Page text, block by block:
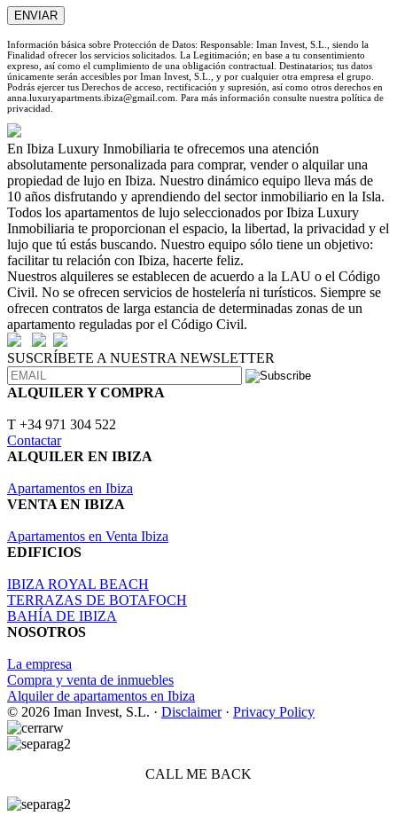
Información básica sobre Protección de Datos: Responsable: Iman Invest, S.L., siendo la
Finalidad ofrecer los servicios solicitados. La Legitimación; en base a tu consentimiento
expreso, así como el cumplimiento de una obligación contractual. Destinatarios; tus datos
únicamente serán accesibles por Iman Invest, S.L., y por cualquier otra empresa el grupo.
Podrás ejercer tus Derechos de acceso, rectificación y supresión, así como otros derechos en
anna.luxuryapartments.ibiza@gmail.com. Para más información consulte nuestra política de
privacidad.
En Ibiza Luxury Inmobiliaria te ofrecemos una atención
absolutamente personalizada para comprar, vender o alquilar una
propiedad de lujo en Ibiza. Nuestro dinámico equipo lleva más de
10 años disfrutando y aprendiendo del sector inmobiliario en la Isla.
Todos los apartamentos de lujo seleccionados por Ibiza Luxury
Inmobiliaria te proporcionan el espacio, la libertad, la privacidad y el
lujo que tú estás buscando. Nuestro equipo sólo tiene un objetivo:
facilitar tu relación con Ibiza, hacerte feliz.
Nuestros alquileres se establecen de acuerdo a la LAU o el Código
Civil. No se ofrecen servicios de hostelería ni turísticos. Siempre se
ofrecen contratos de larga estancia de determinadas zonas de un
apartamento reguladas por el Código Civil.
SUSCRÍBETE A NUESTRA NEWSLETTER
ALQUILER Y COMPRA
T +34 971 304 522
Contactar
ALQUILER EN IBIZA
Apartamentos en Ibiza
VENTA EN IBIZA
Apartamentos en Venta Ibiza
EDIFICIOS
IBIZA ROYAL BEACH
TERRAZAS DE BOTAFOCH
BAHÍA DE IBIZA
NOSOTROS
La empresa
Compra y venta de inmuebles
Alquiler de apartamentos en Ibiza
© 2026 Iman Invest, S.L. · Disclaimer· Privacy Policy
CALL ME BACK